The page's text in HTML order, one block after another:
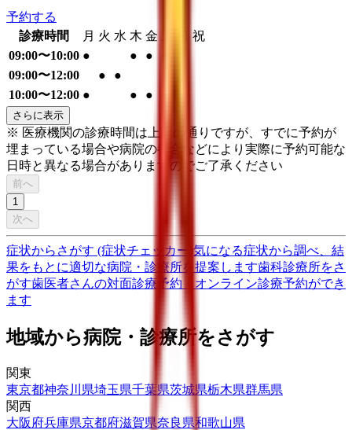
予約する
診療時間
月 火 水 木 金
祝
09:00〜10:00 ● ● ●
09:00〜12:00
●
●
10:00〜12:00 ● ● ●
さらに表示
※ 医療機関の診療時間は上記の通りですが、すでに予約が
埋まっている場合や病院の都合などにより実際に予約可能な
日時と異なる場合がありますのでご了承ください
前へ
1
次へ
症状からさがす (症状チェッカー) 気になる症状から調べ、結
果をもとに適切な病院・診療所を提案します歯科診療所をさ
がす歯医者さんの対面診療予約・オンライン診療予約ができ
ます
地域から病院・診療所をさがす
関東
東京都神奈川県埼玉県千葉県茨城県栃木県群馬県
関西
大阪府兵庫県京都府滋賀県奈良県和歌山県